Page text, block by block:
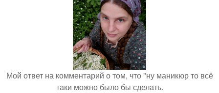
Мой ответ на комментарий о том, что "ну маникюр то всё
таки можно было бы сделать.